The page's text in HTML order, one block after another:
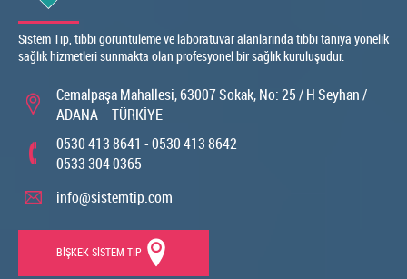
Sistem Tıp, tıbbi görüntüleme ve laboratuvar alanlarında tıbbi tanıya yönelik
sağlık hizmetleri sunmakta olan profesyonel bir sağlık kuruluşudur.
Cemalpaşa Mahallesi, 63007 Sokak, No: 25 / H Seyhan /
ADANA – TÜRKİYE
0530 413 8641 - 0530 413 8642
0533 304 0365
info@sistemtip.com
BİŞKEK SİSTEM TIP